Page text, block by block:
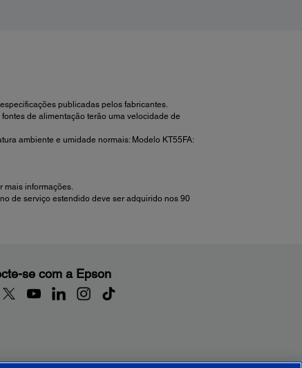
publicadas pelos fabricantes.
de alimentação terão uma velocidade de
ambiente e umidade normais: Modelo KT55FA:
mais informações.
de serviço estendido deve ser adquirido nos 90
se com a Epson